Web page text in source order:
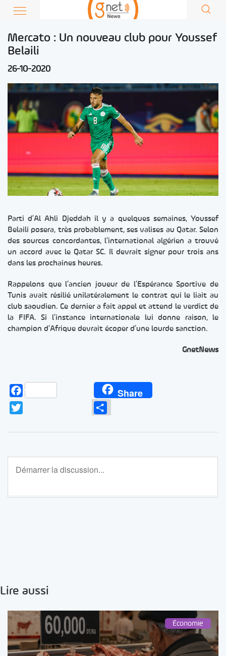
Mercato : Un nouveau club pour Youssef
Belaili
26-10-2020
Parti d’Al Ahli Djeddah il y a quelques semaines, Youssef
Belaili posera, très probablement, ses valises au Qatar. Selon
des sources concordantes, l’international algérien a trouvé
un accord avec le Qatar SC. Il devrait signer pour trois ans
dans les prochaines heures.
Rappelons que l’ancien joueur de l’Espérance Sportive de
Tunis avait résilié unilatéralement le contrat qui le liait au
club saoudien. Ce dernier a fait appel et attend le verdict de
la FIFA. Si l’instance internationale lui donne raison, le
champion d’Afrique devrait écoper d’une lourde sanction.
GnetNews
Facebook Share
Lire aussi
Économie